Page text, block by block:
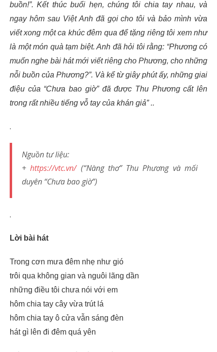
buồn!”. Kết thúc buổi hẹn, chúng tôi chia tay nhau, và
ngay hôm sau Việt Anh đã gọi cho tôi và bảo mình vừa
viết xong một ca khúc đêm qua để tặng riêng tôi xem như
là một món quà tạm biệt. Anh đã hỏi tôi rằng: “Phương có
muốn nghe bài hát mới viết riêng cho Phương, cho những
nỗi buồn của Phương?”. Và kể từ giây phút ấy, những giai
điệu của “Chưa bao giờ” đã được Thu Phương cất lên
trong rất nhiều tiếng vỗ tay của khán giả” ..
.
Nguồn tư liệu:
+https://vtc.vn/(“Nàng thơ” Thu Phương và mối
duyên “Chưa bao giờ”)
.
Lời bài hát
Trong cơn mưa đêm nhẹ như gió
trôi qua không gian và nguôi lãng dần
những điều tôi chưa nói với em
hôm chia tay cây vừa trút lá
hôm chia tay ô cửa vẫn sáng đèn
hát gì lên đi đêm quá yên